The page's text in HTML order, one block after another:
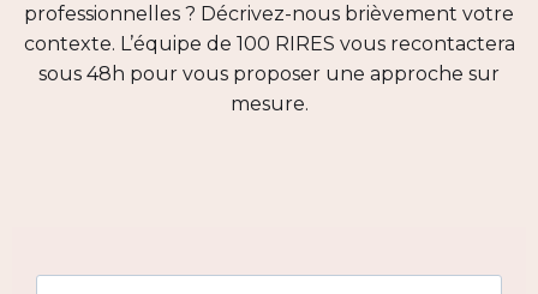
professionnelles ? Décrivez-nous brièvement votre
contexte. L’équipe de 100 RIRES vous recontactera
sous 48h pour vous proposer une approche sur
mesure.